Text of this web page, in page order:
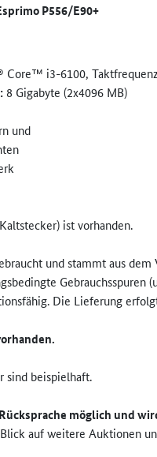
P556/E90+
Core™ i3-6100,
8 Gigabyte (2x4096 MB)
und
ist vorhanden.
und stammt aus dem
Die Lieferung
sind beispielhaft.
möglich und
auf weitere Auktionen